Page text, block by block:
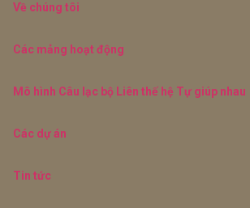
Về chúng tôi
Các mảng hoạt động
Mô hình Câu lạc bộ Liên thế hệ Tự giúp nhau
Các dự án
Tin tức